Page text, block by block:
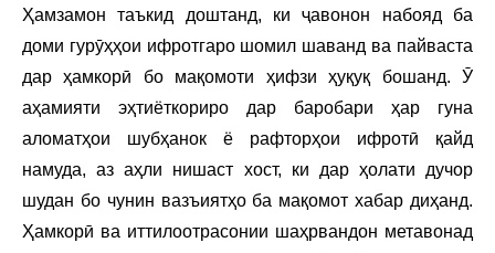
Ҳамзамон таъкид доштанд, ки ҷавонон набояд ба
доми гурӯҳҳои ифротгаро шомил шаванд ва пайваста
дар ҳамкорӣ бо мақомоти ҳифзи ҳуқуқ бошанд. Ӯ
аҳамияти эҳтиёткориро дар баробари ҳар гуна
аломатҳои шубҳанок ё рафторҳои ифротӣ қайд
намуда, аз аҳли нишаст хост, ки дар ҳолати дучор
шудан бо чунин вазъиятҳо ба мақомот хабар диҳанд.
Ҳамкорӣ ва иттилоотрасонии шаҳрвандон метавонад